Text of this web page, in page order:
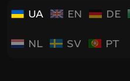
UA EN DE
NL SV PT